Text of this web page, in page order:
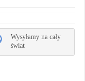
Wysyłamy na cały
świat